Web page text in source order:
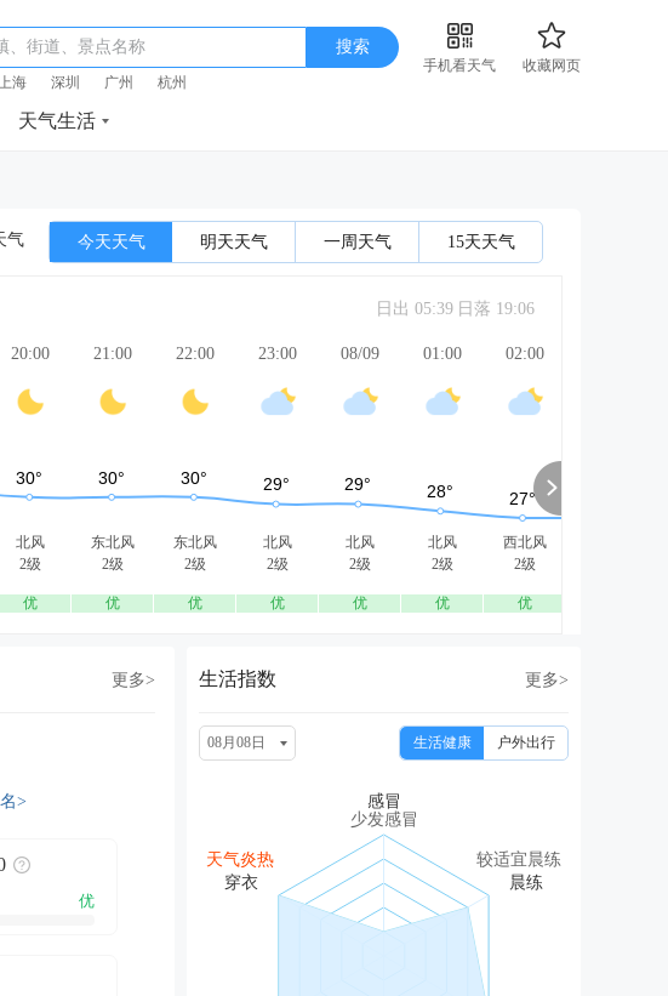
、街道、景点名称 搜索
手机看天气
收藏网页
海 深圳 广州 杭州
天气生活
气 今天天气 明天天气 一周天气 15天天气
日出 05:39 日落 19:06
20:00
北风
2级
优
21:00
东北风
2级
优
22:00
东北风
2级
优
23:00
北风
2级
优
08/09
北风
2级
优
01:00
北风
2级
优
02:00
西北风
2级
优
更多>
>
优
生活指数 更多>
08月08日 生活健康 户外出行
少发感冒
天气炎热 较适宜晨练